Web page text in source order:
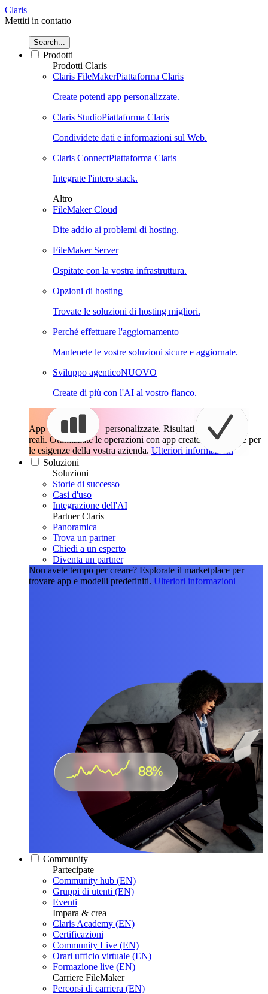
Claris
Mettiti in contatto
Search...
Prodotti
Prodotti Claris
Claris FileMakerPiattaforma Claris
Create potenti app personalizzate.
Claris StudioPiattaforma Claris
Condividete dati e informazioni sul Web.
Claris ConnectPiattaforma Claris
Integrate l'intero stack.
Altro
FileMaker Cloud
Dite addio ai problemi di hosting.
FileMaker Server
Ospitate con la vostra infrastruttura.
Opzioni di hosting
Trovate le soluzioni di hosting migliori.
Perché effettuare l'aggiornamento
Mantenete le vostre soluzioni sicure e aggiornate.
Sviluppo agenticoNUOVO
Create di più con l'AI al vostro fianco.
App
personalizzate. Risultati
reali. Ottimizzate le operazioni con app create esattamente per
le esigenze della vostra azienda. Ulteriori informazioni
Soluzioni
Soluzioni
Storie di successo
Casi d'uso
Integrazione dell'AI
Partner Claris
Panoramica
Trova un partner
Chiedi a un esperto
Diventa un partner
Non avete tempo per creare? Esplorate il marketplace per
trovare app e modelli predefiniti. Ulteriori informazioni
Community
Partecipate
Community hub (EN)
Gruppi di utenti (EN)
Eventi
Impara & crea
Claris Academy (EN)
Certificazioni
Community Live (EN)
Orari ufficio virtuale (EN)
Formazione live (EN)
Carriere FileMaker
Percorsi di carriera (EN)